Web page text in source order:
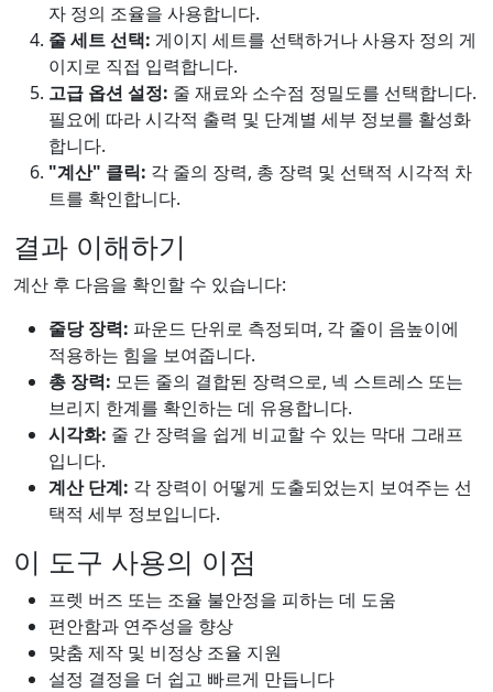
자 정의 조율을 사용합니다.
줄 세트 선택: 게이지 세트를 선택하거나 사용자 정의 게
이지로 직접 입력합니다.
고급 옵션 설정: 줄 재료와 소수점 정밀도를 선택합니다.
필요에 따라 시각적 출력 및 단계별 세부 정보를 활성화
합니다.
"계산" 클릭: 각 줄의 장력, 총 장력 및 선택적 시각적 차
트를 확인합니다.
결과 이해하기
계산 후 다음을 확인할 수 있습니다:
줄당 장력: 파운드 단위로 측정되며, 각 줄이 음높이에
적용하는 힘을 보여줍니다.
총 장력: 모든 줄의 결합된 장력으로, 넥 스트레스 또는
브리지 한계를 확인하는 데 유용합니다.
시각화: 줄 간 장력을 쉽게 비교할 수 있는 막대 그래프
입니다.
계산 단계: 각 장력이 어떻게 도출되었는지 보여주는 선
택적 세부 정보입니다.
이 도구 사용의 이점
프렛 버즈 또는 조율 불안정을 피하는 데 도움
편안함과 연주성을 향상
맞춤 제작 및 비정상 조율 지원
설정 결정을 더 쉽고 빠르게 만듭니다